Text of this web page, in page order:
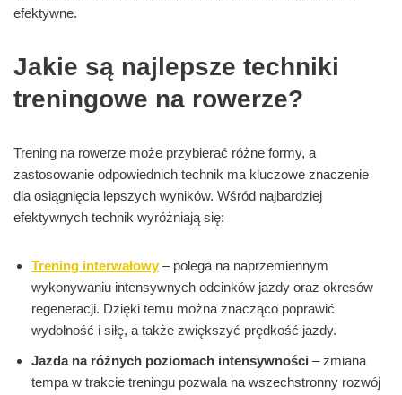
efektywne.
Jakie są najlepsze techniki
treningowe na rowerze?
Trening na rowerze może przybierać różne formy, a
zastosowanie odpowiednich technik ma kluczowe znaczenie
dla osiągnięcia lepszych wyników. Wśród najbardziej
efektywnych technik wyróżniają się:
Trening interwałowy– polega na naprzemiennym
wykonywaniu intensywnych odcinków jazdy oraz okresów
regeneracji. Dzięki temu można znacząco poprawić
wydolność i siłę, a także zwiększyć prędkość jazdy.
Jazda na różnych poziomach intensywności – zmiana
tempa w trakcie treningu pozwala na wszechstronny rozwój